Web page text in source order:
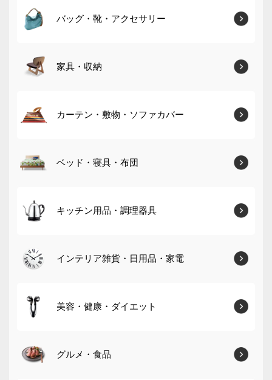
バッグ・靴・アクセサリー
家具・収納
カーテン・敷物・ソファカバー
ベッド・寝具・布団
キッチン用品・調理器具
インテリア雑貨・日用品・家電
美容・健康・ダイエット
グルメ・食品